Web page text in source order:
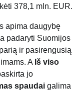
378,1 mln. EUR.
apima daugybę
padaryti Suomijos
ir pasirengusią
A Iš viso
jo
spaudai galima